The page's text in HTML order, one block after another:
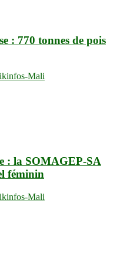
: 770 tonnes de pois
Mali
: la SOMAGEP-SA
féminin
Mali